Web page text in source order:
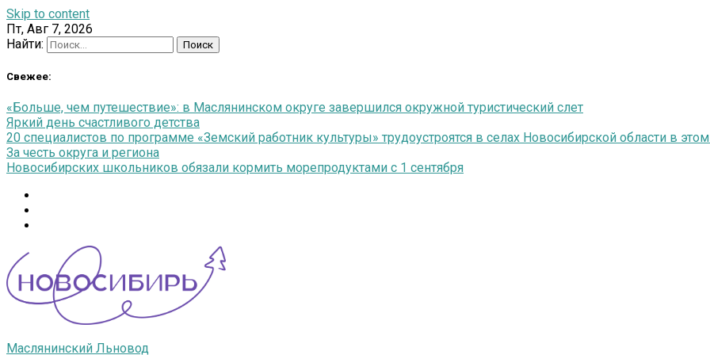
Skip to content
Пт, Авг 7, 2026
Найти:
Свежее:
«Больше, чем путешествие»: в Маслянинском округе завершился окружной туристический слет
Яркий день счастливого детства
20 специалистов по программе «Земский работник культуры» трудоустроятся в селах Новосибирской области в
За честь округа и региона
Новосибирских школьников обязали кормить морепродуктами с 1 сентября
Маслянинский Льновод